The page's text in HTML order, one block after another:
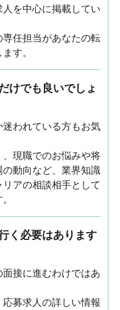
を中心に掲載してい
任担当があなたの転
す。
けでも良いでしょ
われている方もお気
現職でのお悩みや将
動向など、業界知識
アの相談相手として
く必要はあります
接に進むわけではあ
募求人の詳しい情報